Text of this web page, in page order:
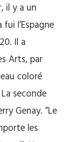
il y a un
l’Espagne
Il a
Arts, par
coloré
seconde
Genay. “Le
les